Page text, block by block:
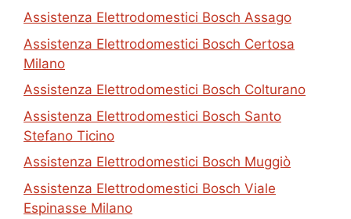
Assistenza Elettrodomestici Bosch Assago
Assistenza Elettrodomestici Bosch Certosa
Milano
Assistenza Elettrodomestici Bosch Colturano
Assistenza Elettrodomestici Bosch Santo
Stefano Ticino
Assistenza Elettrodomestici Bosch Muggiò
Assistenza Elettrodomestici Bosch Viale
Espinasse Milano